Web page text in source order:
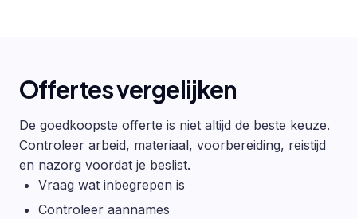
Offertes vergelijken
De goedkoopste offerte is niet altijd de beste keuze.
Controleer arbeid, materiaal, voorbereiding, reistijd
en nazorg voordat je beslist.
Vraag wat inbegrepen is
Controleer aannames